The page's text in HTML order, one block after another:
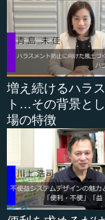
『武器としての組
織心理学を学んで
られるのか。「実
とがあれば教えて
ようなものも教え
ころでは、どうでし
一般的には「今の
らこうだ」のよう
まうのもどうかと
「うん、そうかも
難しいところです
になりますか。
増え続けるハラ
ト…その背景と
場の特徴